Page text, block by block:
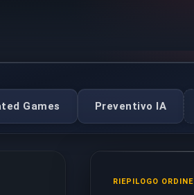
Games Preventivo IA
RIEPILOGO ORDINE